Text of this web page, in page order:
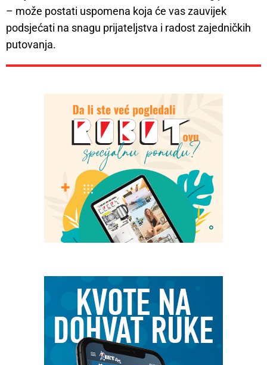
– može postati uspomena koja će vas zauvijek
podsjećati na snagu prijateljstva i radost zajedničkih
putovanja.